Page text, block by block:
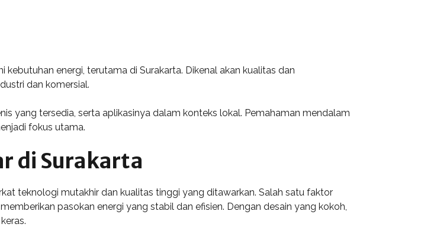
energi, terutama di Surakarta. Dikenal akan kualitas dan
dan komersial.
yang tersedia, serta aplikasinya dalam konteks lokal. Pemahaman mendalam
fokus utama.
di Surakarta
teknologi mutakhir dan kualitas tinggi yang ditawarkan. Salah satu faktor
pasokan energi yang stabil dan efisien. Dengan desain yang kokoh,